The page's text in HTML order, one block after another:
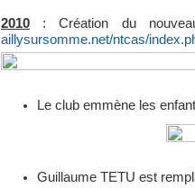
2010 : Création du
aillysursomme.net/ntcas/
Le club emmène les
Guillaume TETU est